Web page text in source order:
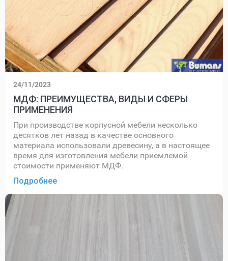
24/11/2023
МДФ: ПРЕИМУЩЕСТВА, ВИДЫ И СФЕРЫ
ПРИМЕНЕНИЯ
При производстве корпусной мебели несколько
десятков лет назад в качестве основного
материала использовали древесину, а в настоящее
время для изготовления мебели приемлемой
стоимости применяют МДФ.
Подробнее